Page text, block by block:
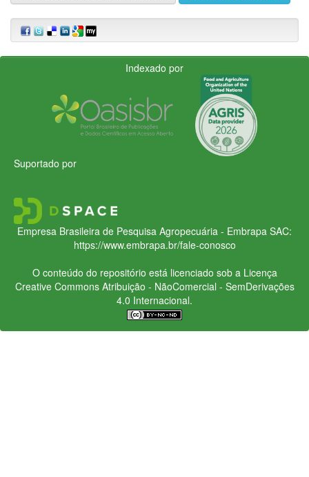
Indexado por
Suportado por
Empresa Brasileira de Pesquisa Agropecuária - Embrapa SAC:
https://www.embrapa.br/fale-conosco
O conteúdo do repositório está licenciado sob a Licença
Creative CommonsAtribuição - NãoComercial - SemDerivações
4.0 Internacional.